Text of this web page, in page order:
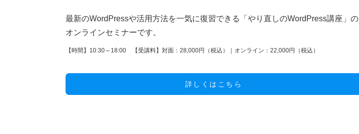
最新のWordPressや活用方法を一気に復習できる「やり直しのWordPress講座」の
オンラインセミナーです。
【時間】10:30～18:00 【受講料】対面：28,000円（税込）｜オンライン：22,000円（税込）
詳しくはこちら